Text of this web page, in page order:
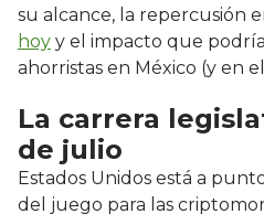
su alcance, la repercusión
hoy y el impacto que
ahorristas en México (y en
La carrera
de julio
Estados Unidos está a
del juego para las